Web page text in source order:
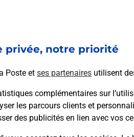
privée, notre priorité
Poste et ses partenaires utilisent
complémentaires sur
les parcours clients et
des publicités en lien avec vos